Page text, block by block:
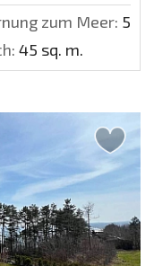
zum Meer: 50
45 sq. m.